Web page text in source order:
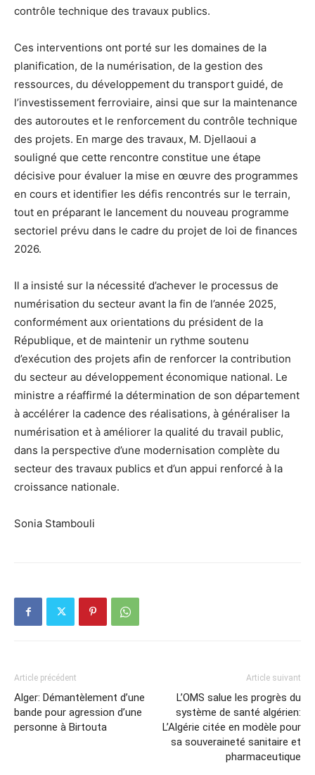
contrôle technique des travaux publics.
Ces interventions ont porté sur les domaines de la
planification, de la numérisation, de la gestion des
ressources, du développement du transport guidé, de
l’investissement ferroviaire, ainsi que sur la maintenance
des autoroutes et le renforcement du contrôle technique
des projets. En marge des travaux, M. Djellaoui a
souligné que cette rencontre constitue une étape
décisive pour évaluer la mise en œuvre des programmes
en cours et identifier les défis rencontrés sur le terrain,
tout en préparant le lancement du nouveau programme
sectoriel prévu dans le cadre du projet de loi de finances
2026.
Il a insisté sur la nécessité d’achever le processus de
numérisation du secteur avant la fin de l’année 2025,
conformément aux orientations du président de la
République, et de maintenir un rythme soutenu
d’exécution des projets afin de renforcer la contribution
du secteur au développement économique national. Le
ministre a réaffirmé la détermination de son département
à accélérer la cadence des réalisations, à généraliser la
numérisation et à améliorer la qualité du travail public,
dans la perspective d’une modernisation complète du
secteur des travaux publics et d’un appui renforcé à la
croissance nationale.
Sonia Stambouli
Article précédent
Alger: Démantèlement d’une
bande pour agression d’une
personne à Birtouta
Article suivant
L’OMS salue les progrès du
système de santé algérien:
L’Algérie citée en modèle pour
sa souveraineté sanitaire et
pharmaceutique